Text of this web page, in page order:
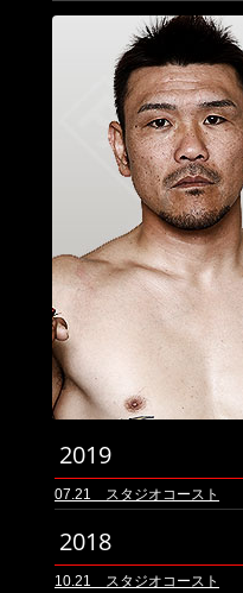
2019
07.21 スタジオコースト
2018
10.21 スタジオコースト